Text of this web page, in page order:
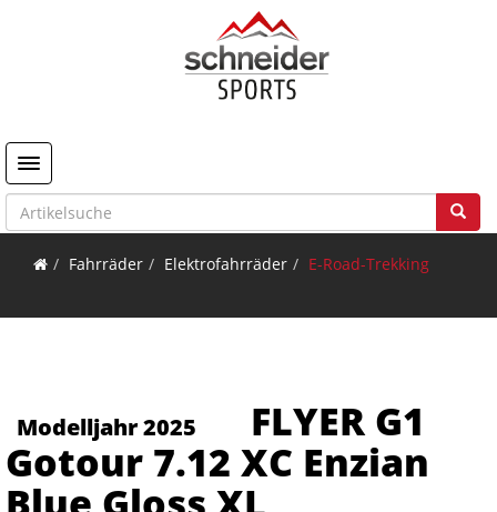
Toggle navigation
Fahrräder Elektrofahrräder E-Road-Trekking
Modelljahr 2025
FLYER G1
Gotour 7.12 XC Enzian